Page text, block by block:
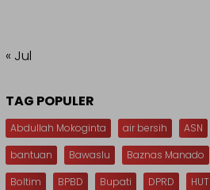
« Jul
TAG POPULER
Abdullah Mokoginta air bersih ASN
bantuan
Bawaslu Baznas Manado
Boltim
BPBD Bupati DPRD HUT